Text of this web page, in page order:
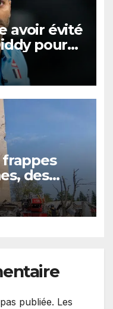
avoir évité
pour
frappes
des
à
publiée. Les